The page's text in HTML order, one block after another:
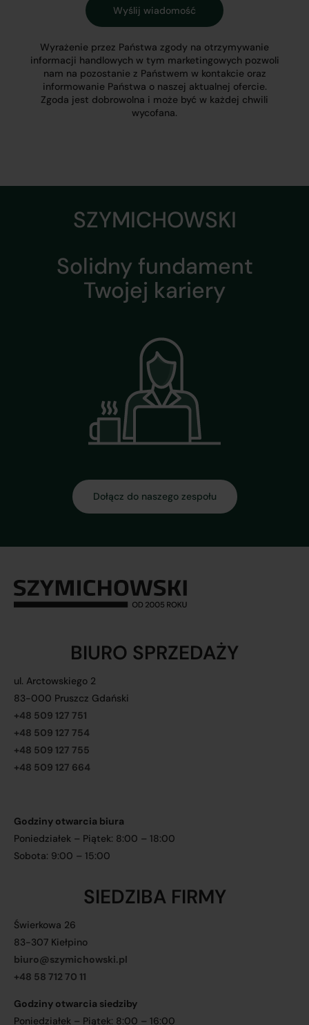
Wyrażenie przez Państwa zgody na otrzymywanie
informacji handlowych w tym marketingowych pozwoli
nam na pozostanie z Państwem w kontakcie oraz
informowanie Państwa o naszej aktualnej ofercie.
Zgoda jest dobrowolna i może być w każdej chwili
wycofana.
BIURO SPRZEDAŻY
ul. Arctowskiego 2
83-000 Pruszcz Gdański
+48 509 127 751
+48 509 127 754
+48 509 127 755
+48 509 127 664
Godziny otwarcia biura
Poniedziałek – Piątek: 8:00 – 18:00
Sobota: 9:00 – 15:00
SIEDZIBA FIRMY
Świerkowa 26
83-307 Kiełpino
biuro@szymichowski.pl
+48 58 712 70 11
Godziny otwarcia siedziby
Poniedziałek – Piątek: 8:00 – 16:00
SZYMICHOWSKI
Solidny fundament
Twojej kariery
Dołącz do naszego zespołu